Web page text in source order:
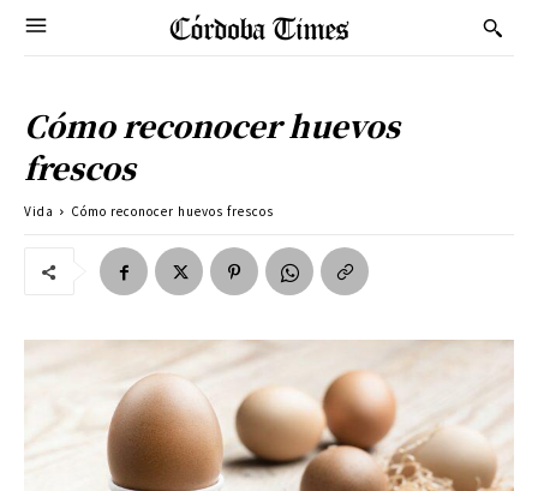
Cómo reconocer huevos
frescos
Vida Cómo reconocer huevos frescos